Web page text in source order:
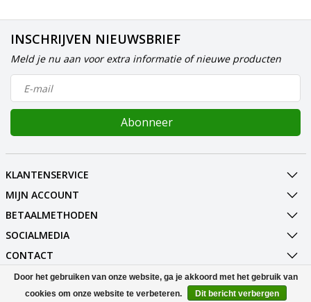
INSCHRIJVEN NIEUWSBRIEF
Meld je nu aan voor extra informatie of nieuwe producten
Abonneer
KLANTENSERVICE
MIJN ACCOUNT
BETAALMETHODEN
SOCIALMEDIA
CONTACT
© Copyright 2026 Sternasport Powered byLightspeed
Door het gebruiken van onze website, ga je akkoord met het gebruik van
cookies om onze website te verbeteren.
Dit bericht verbergen